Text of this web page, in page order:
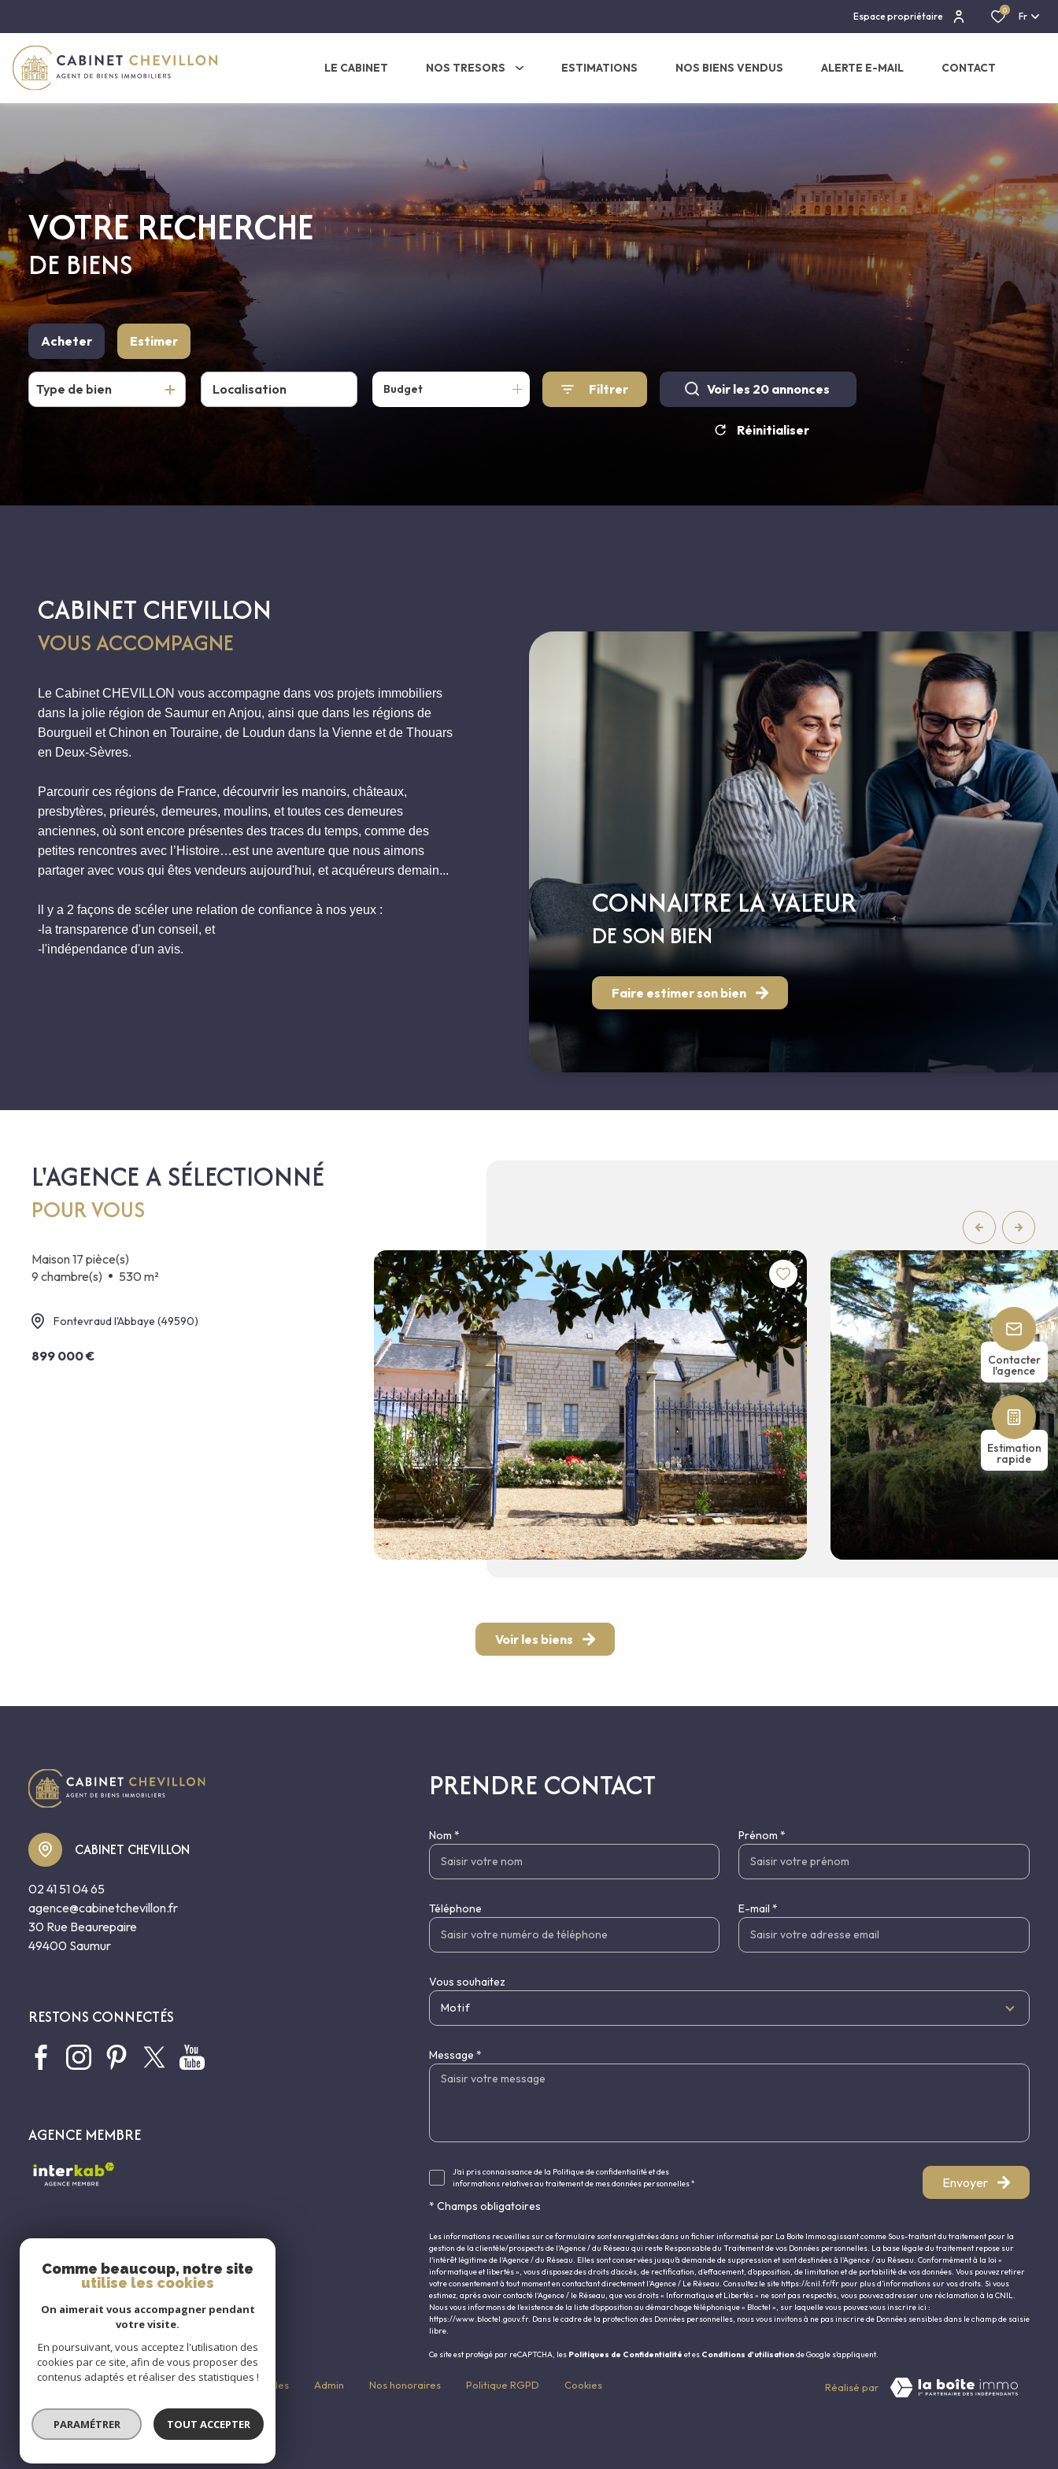
Espace propriétaire
0
Fr
LE CABINET NOS TRESORS
châteaux
belles demeures
maisons de maitres
ESTIMATIONS NOS BIENS VENDUS ALERTE E-MAIL CONTACT
VOTRE RECHERCHE
DE BIENS
Acheter
De l'ancien
Estimer
Type de bien Budget Filtrer Voir les 20 annonces
Réinitialiser
CONNAITRE LA VALEUR
DE SON BIEN
Faire estimer son bien
CABINET CHEVILLON
VOUS ACCOMPAGNE
Le Cabinet CHEVILLON vous accompagne dans vos projets immobiliers
dans la jolie région de Saumur en Anjou, ainsi que dans les régions de
Bourgueil et Chinon en Touraine, de Loudun dans la Vienne et de Thouars
en Deux-Sèvres.
Parcourir ces régions de France, décourvrir les manoirs, châteaux,
presbytères, prieurés, demeures, moulins, et toutes ces demeures
anciennes, où sont encore présentes des traces du temps, comme des
petites rencontres avec l’Histoire…est une aventure que nous aimons
partager avec vous qui êtes vendeurs aujourd'hui, et acquéreurs demain...
ll y a 2 façons de scéler une relation de confiance à nos yeux :
-la transparence d'un conseil, et
-l'indépendance d'un avis.
L'AGENCE A SÉLECTIONNÉ
POUR VOUS
maison 17 pièce(s)
9 chambre(s)
530 m²
Fontevraud l'Abbaye (49590)
899 000 €
11 chambre(s) 410 m²
Voir les biens
Contacter
l'agence
Estimation
rapide
PRENDRE CONTACT
Nom * Prénom *
Téléphone E-mail *
Vous souhaitez
Motif
Message *
J'ai pris connaissance de la Politique de confidentialité et des
informations relatives au traitement de mes données personnelles *
* Champs obligatoires
Envoyer
Les informations recueillies sur ce formulaire sont enregistrées dans un fichier informatisé par La Boite Immo agissant comme Sous-traitant du traitement pour la
gestion de la clientèle/prospects de l'Agence / du Réseau qui reste Responsable du Traitement de vos Données personnelles. La base légale du traitement repose sur
l'intérêt légitime de l'Agence / du Réseau. Elles sont conservées jusqu'à demande de suppression et sont destinées à l'Agence / au Réseau. Conformément à la loi «
informatique et libertés », vous disposez des droits d’accès, de rectification, d’effacement, d’opposition, de limitation et de portabilité de vos données. Vous pouvez retirer
votre consentement à tout moment en contactant directement l’Agence / Le Réseau. Consultez le site https://cnil.fr/frpour plus d’informations sur vos droits. Si vous
estimez, après avoir contacté l'Agence / le Réseau, que vos droits « Informatique et Libertés » ne sont pas respectés, vous pouvez adresser une réclamation à la CNIL.
Nous vous informons de l’existence de la liste d'opposition au démarchage téléphonique « Bloctel », sur laquelle vous pouvez vous inscrire ici :
https://www.bloctel.gouv.fr. Dans le cadre de la protection des Données personnelles, nous vous invitons à ne pas inscrire de Données sensibles dans le champ de saisie
libre.
Ce site est protégé par reCAPTCHA, les Politiques de Confidentialité et es Conditions d'utilisationde Google s'appliquent.
CABINET CHEVILLON
02 41 51 04 65
agence@cabinetchevillon.fr
30 Rue Beaurepaire
49400 Saumur
RESTONS CONNECTÉS
AGENCE MEMBRE
Nos partenaires Plan du site Mentions légales Admin Nos honoraires Politique RGPD Cookies
© 2026 | Tous droits réservés
Réalisé par
Comme beaucoup, notre site
utilise les cookies
On aimerait vous accompagner pendant
votre visite.
En poursuivant, vous acceptez l'utilisation des
cookies par ce site, afin de vous proposer des
contenus adaptés et réaliser des statistiques !
PARAMÉTRER TOUT ACCEPTER